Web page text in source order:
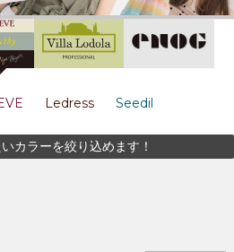
Ledress Seedil
カラーを絞り込めます！